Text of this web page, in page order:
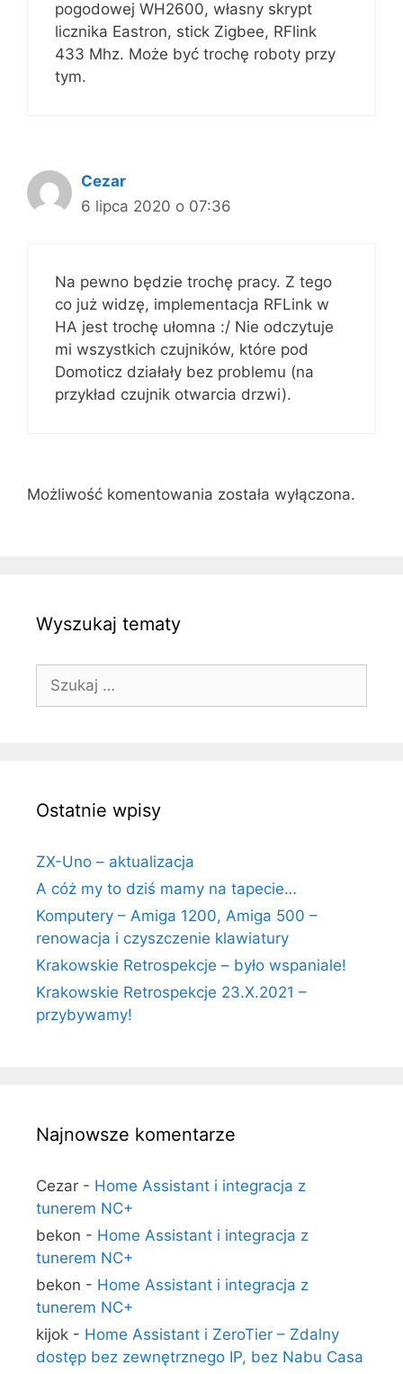
pogodowej WH2600, własny skrypt
licznika Eastron, stick Zigbee, RFlink
433 Mhz. Może być trochę roboty przy
tym.
Cezar
6 lipca 2020 o 07:36
Na pewno będzie trochę pracy. Z tego
co już widzę, implementacja RFLink w
HA jest trochę ułomna :/ Nie odczytuje
mi wszystkich czujników, które pod
Domoticz działały bez problemu (na
przykład czujnik otwarcia drzwi).
Możliwość komentowania została wyłączona.
Wyszukaj tematy
Ostatnie wpisy
ZX-Uno – aktualizacja
A cóż my to dziś mamy na tapecie…
Komputery – Amiga 1200, Amiga 500 –
renowacja i czyszczenie klawiatury
Krakowskie Retrospekcje – było wspaniale!
Krakowskie Retrospekcje 23.X.2021 –
przybywamy!
Najnowsze komentarze
Cezar - Home Assistant i integracja z
tunerem NC+
bekon - Home Assistant i integracja z
tunerem NC+
bekon - Home Assistant i integracja z
tunerem NC+
kijok - Home Assistant i ZeroTier – Zdalny
dostęp bez zewnętrznego IP, bez Nabu Casa